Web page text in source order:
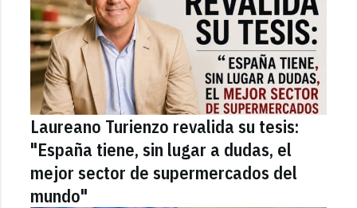
Laureano Turienzo revalida su tesis:
"España tiene, sin lugar a dudas, el
mejor sector de supermercados del
mundo"